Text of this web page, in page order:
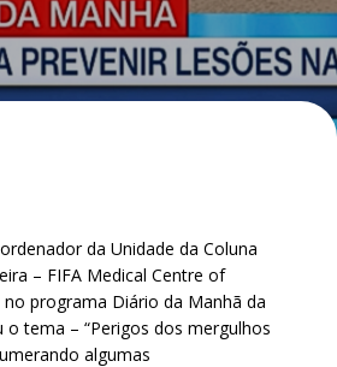
da Unidade da Coluna
– FIFA Medical Centre of
no programa Diário da Manhã da
o tema – “Perigos dos mergulhos
algumas